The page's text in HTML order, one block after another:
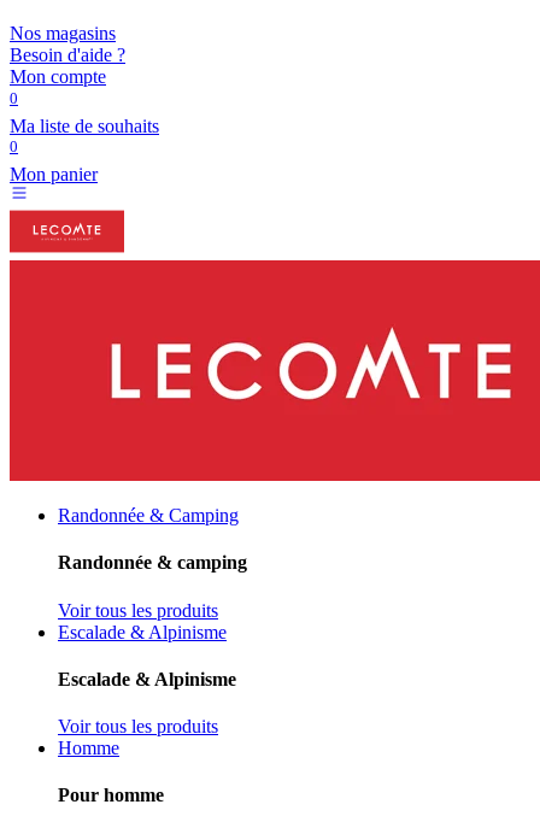
Nos magasins
Besoin d'aide ?
Mon compte
0
Ma liste de souhaits
0
Mon panier
Randonnée & Camping
Randonnée & camping
Voir tous les produits
Escalade & Alpinisme
Escalade & Alpinisme
Voir tous les produits
Homme
Pour homme